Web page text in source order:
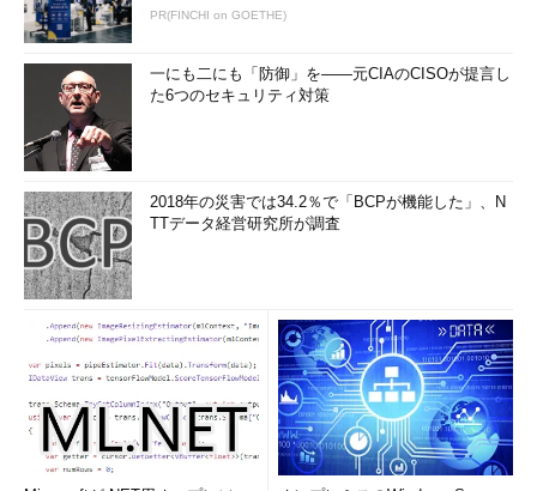
PR(FINCHI on GOETHE)
一にも二にも「防御」を――元CIAのCISOが提言し
た6つのセキュリティ対策
2018年の災害では34.2％で「BCPが機能した」、N
TTデータ経営研究所が調査